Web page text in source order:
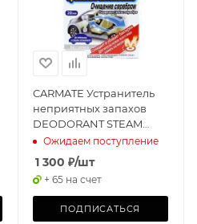
CARMATE Устранитель
неприятных запахов
DEODORANT STEAM
TYPE AG, Дымовая
шашка, 20мл
Ожидаем поступление
1 300 ₽/шт
+ 65 на счет
ПОДПИСАТЬСЯ